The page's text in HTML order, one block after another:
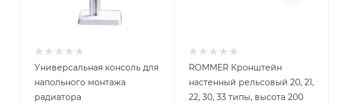
Универсальная консоль для
напольного монтажа
радиатора
ROMMER Кронштейн
настенный рельсовый 20, 21,
22, 30, 33 типы, высота 200